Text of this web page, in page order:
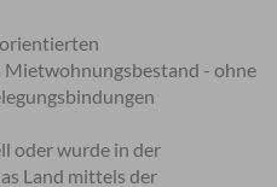
- ohne
oder wurde in der
Land mittels der